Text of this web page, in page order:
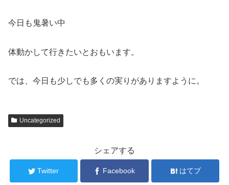
今日も鬼暑い中
体動かして行きたいとおもいます。
では、今日も少しでも多くの実りがありますように。
Uncategorized
シェアする
Twitter Facebook はてブ